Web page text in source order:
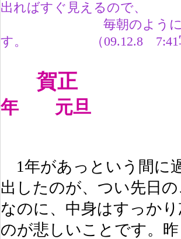
出ればすぐ見えるので、
毎朝のようにカメ
す。 （09.12.8 7:41
賀正
年 元旦
1年があっという間に
出したのが、つい先日
なのに、中身はすっか
のが悲しいことです。